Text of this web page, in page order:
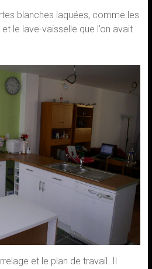
blanches laquées, comme les
le lave-vaisselle que l’on avait
et le plan de travail. Il